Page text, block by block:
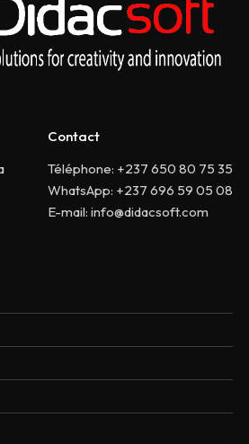
Contact
Téléphone: +237 650 80 75 35
WhatsApp: +237 696 59 05 08
E-mail: info@didacsoft.com